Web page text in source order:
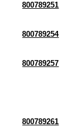
800789251
800789254
800789257
800789261